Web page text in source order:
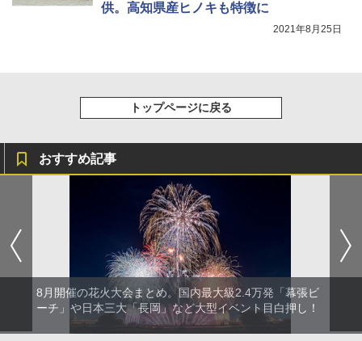
供。高知県産ヒノキも特徴に
2021年8月25日
トップページに戻る
おすすめ記事
8月開催の花火大会まとめ。国内最大級2.4万発「幕張ビ
ーチ」や日本三大「長岡」など大型イベント目白押し！